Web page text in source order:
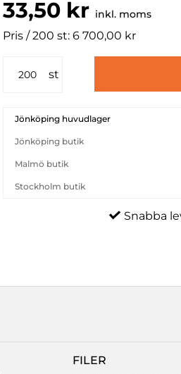
33,50 kr inkl. moms
Pris / 200 st: 6 700,00 kr
st
Jönköping huvudlager
Jönköping butik
Malmö butik
Stockholm butik
Snabba
FILER